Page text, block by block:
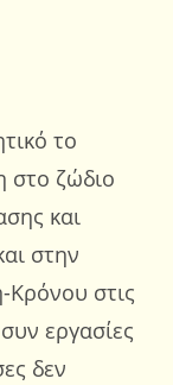
το
στο ζώδιο
και
στην
στις
εργασίες
δεν